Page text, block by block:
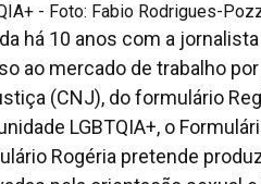
- Foto: Fabio Rodrigues-
há 10 anos com a
ao mercado de trabalho
(CNJ), do formulário
LGBTQIA+, o
Rogéria pretende